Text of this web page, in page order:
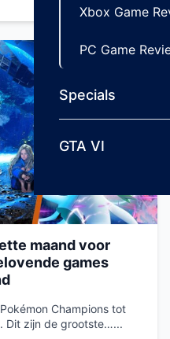
Xbox Game
PC Game
Specials
GTA VI
maand voor
games
Champions tot
Dit zijn de grootste…...